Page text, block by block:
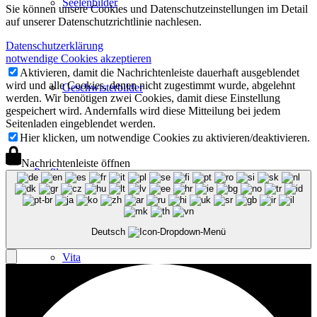
Seelenbilder
Geschwisterbilder
Profil
Vita
Sie können unsere Cookies und Datenschutzeinstellungen im Detail
auf unserer Datenschutzrichtlinie nachlesen.
Datenschutzerklärung
notwendige Cookies akzeptieren
Aktivieren, damit die Nachrichtenleiste dauerhaft ausgeblendet
wird und alle Cookies, denen nicht zugestimmt wurde, abgelehnt
werden. Wir benötigen zwei Cookies, damit diese Einstellung
gespeichert wird. Andernfalls wird diese Mitteilung bei jedem
Seitenladen eingeblendet werden.
Hier klicken, um notwendige Cookies zu aktivieren/deaktivieren.
Nachrichtenleiste öffnen
Deutsch